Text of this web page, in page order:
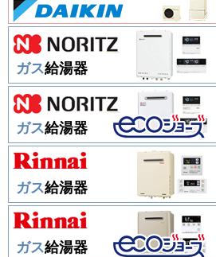
ガス給湯器
ガス給湯器
ガス給湯器
ガス給湯器